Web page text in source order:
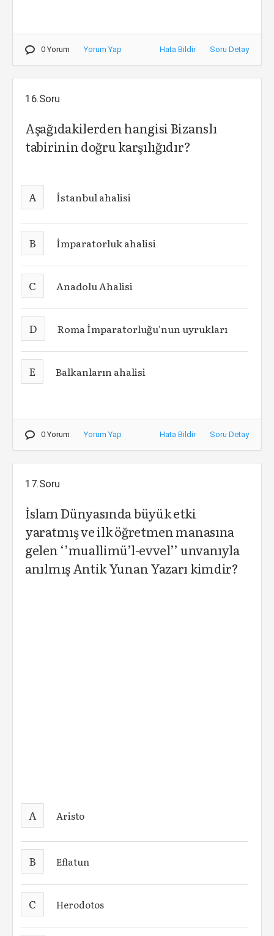
0 Yorum Yorum Yap Hata Bildir Soru Detay
16.Soru
Aşağıdakilerden hangisi Bizanslı
tabirinin doğru karşılığıdır?
A İstanbul ahalisi
B İmparatorluk ahalisi
C Anadolu Ahalisi
D Roma İmparatorluğu'nun uyrukları
E Balkanların ahalisi
0 Yorum Yorum Yap Hata Bildir Soru Detay
17.Soru
İslam Dünyasında büyük etki
yaratmış ve ilk öğretmen manasına
gelen ‘’muallimü’l-evvel’’ unvanıyla
anılmış Antik Yunan Yazarı kimdir?
A Aristo
B Eflatun
C Herodotos